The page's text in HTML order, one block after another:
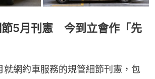
節5月刊憲 今到立會作「先
就網約車服務的規管細節刊憲，包